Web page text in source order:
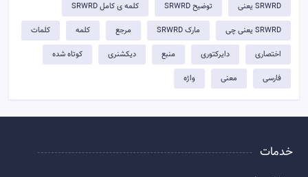
SRWRD یعنی توضيح SRWRD کلمه ی کامل SRWRD
SRWRD یعنی چی مارک SRWRD مرجع کلمه کلمات
اختصاری دایرکتوری منبع دیکشنری کوتاه شده
فارسی معنی واژه
خدمات